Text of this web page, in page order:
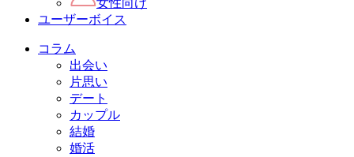
女性向け
ユーザーボイス
コラム
出会い
片思い
デート
カップル
結婚
婚活